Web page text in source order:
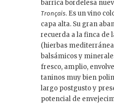
barrica bordelesa
Tronçais. Es un vino
capa alta. Su gran
recuerda a la finca de
(hierbas
balsámicos y
fresco, amplio,
taninos muy bien
largo postgusto y
potencial de